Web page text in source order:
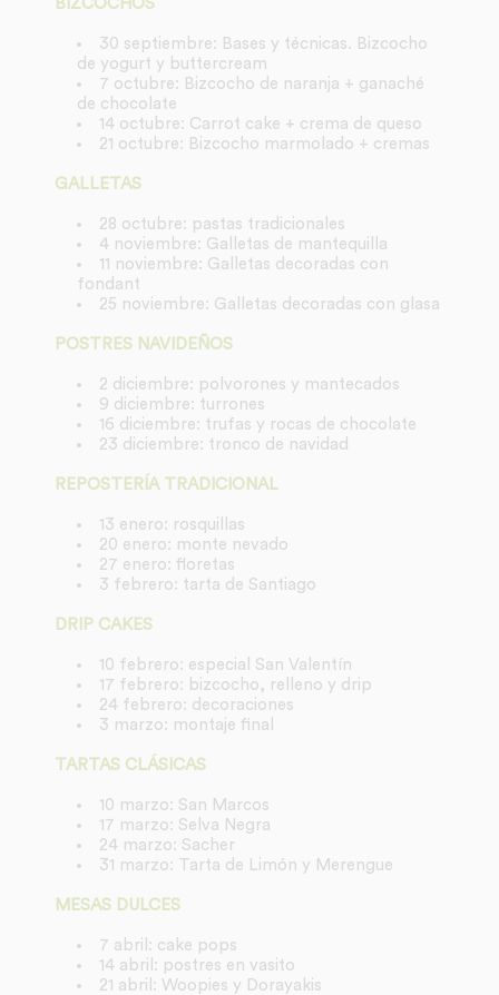
BIZCOCHOS
30 septiembre: Bases y técnicas. Bizcocho
de yogurt y buttercream
7 octubre: Bizcocho de naranja + ganaché
de chocolate
14 octubre: Carrot cake + crema de queso
21 octubre: Bizcocho marmolado + cremas
GALLETAS
28 octubre: pastas tradicionales
4 noviembre: Galletas de mantequilla
11 noviembre: Galletas decoradas con
fondant
25 noviembre: Galletas decoradas con glasa
POSTRES NAVIDEÑOS
2 diciembre: polvorones y mantecados
9 diciembre: turrones
16 diciembre: trufas y rocas de chocolate
23 diciembre: tronco de navidad
REPOSTERÍA TRADICIONAL
13 enero: rosquillas
20 enero: monte nevado
27 enero: floretas
3 febrero: tarta de Santiago
DRIP CAKES
10 febrero: especial San Valentín
17 febrero: bizcocho, relleno y drip
24 febrero: decoraciones
3 marzo: montaje final
TARTAS CLÁSICAS
10 marzo: San Marcos
17 marzo: Selva Negra
24 marzo: Sacher
31 marzo: Tarta de Limón y Merengue
MESAS DULCES
7 abril: cake pops
14 abril: postres en vasito
21 abril: Woopies y Dorayakis